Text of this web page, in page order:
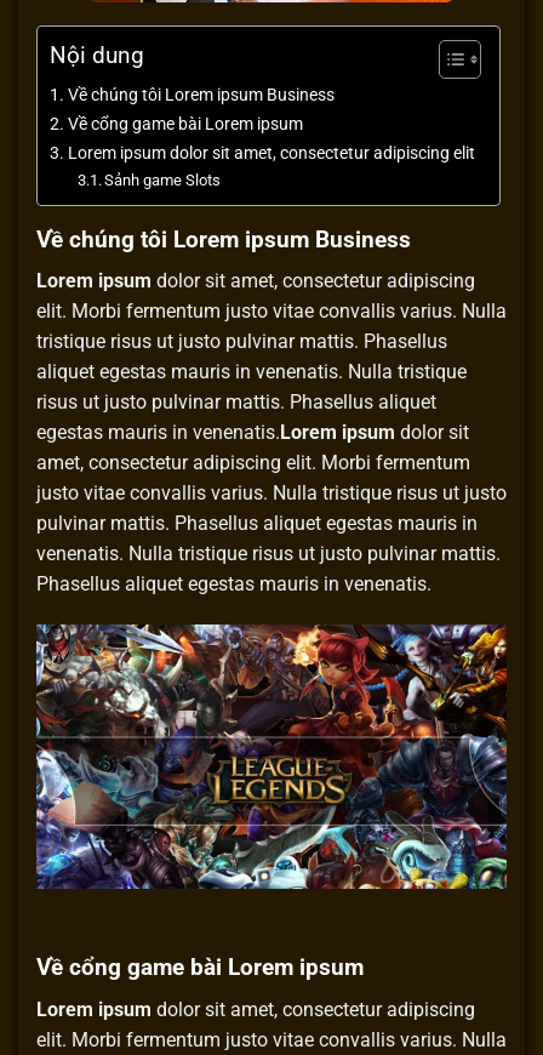
Nội dung
Về chúng tôi Lorem ipsum Business
Về cổng game bài Lorem ipsum
Lorem ipsum dolor sit amet, consectetur adipiscing elit
Sảnh game Slots
Về chúng tôi Lorem ipsum Business
Lorem ipsum dolor sit amet, consectetur adipiscing
elit. Morbi fermentum justo vitae convallis varius. Nulla
tristique risus ut justo pulvinar mattis. Phasellus
aliquet egestas mauris in venenatis. Nulla tristique
risus ut justo pulvinar mattis. Phasellus aliquet
egestas mauris in venenatis. Lorem ipsum dolor sit
amet, consectetur adipiscing elit. Morbi fermentum
justo vitae convallis varius. Nulla tristique risus ut justo
pulvinar mattis. Phasellus aliquet egestas mauris in
venenatis. Nulla tristique risus ut justo pulvinar mattis.
Phasellus aliquet egestas mauris in venenatis.
Về cổng game bài Lorem ipsum
Lorem ipsum dolor sit amet, consectetur adipiscing
elit. Morbi fermentum justo vitae convallis varius. Nulla